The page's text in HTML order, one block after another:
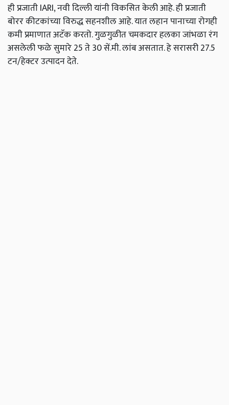
ही प्रजाती IARI, नवी दिल्ली यांनी विकसित केली आहे. ही प्रजाती
बोरर कीटकांच्या विरुद्ध सहनशील आहे. यात लहान पानाच्या रोगही
कमी प्रमाणात अटॅक करतो. गुळगुळीत चमकदार हलका जांभळा रंग
असलेली फळे सुमारे 25 ते 30 सें.मी. लांब असतात. हे सरासरी 27.5
टन/हेक्टर उत्पादन देते.